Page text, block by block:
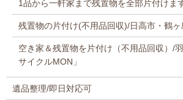
1品から一軒家まで残置物を全部片付けま
残置物の片付け(不用品回収)/日高市・鶴ヶ
空き家＆残置物を片付け（不用品回収）/
サイクルMON」
遺品整理/即日対応可